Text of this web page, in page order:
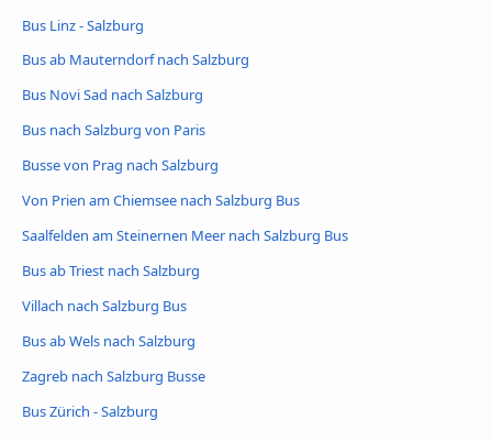
Bus Linz - Salzburg
Bus ab Mauterndorf nach Salzburg
Bus Novi Sad nach Salzburg
Bus nach Salzburg von Paris
Busse von Prag nach Salzburg
Von Prien am Chiemsee nach Salzburg Bus
Saalfelden am Steinernen Meer nach Salzburg Bus
Bus ab Triest nach Salzburg
Villach nach Salzburg Bus
Bus ab Wels nach Salzburg
Zagreb nach Salzburg Busse
Bus Zürich - Salzburg